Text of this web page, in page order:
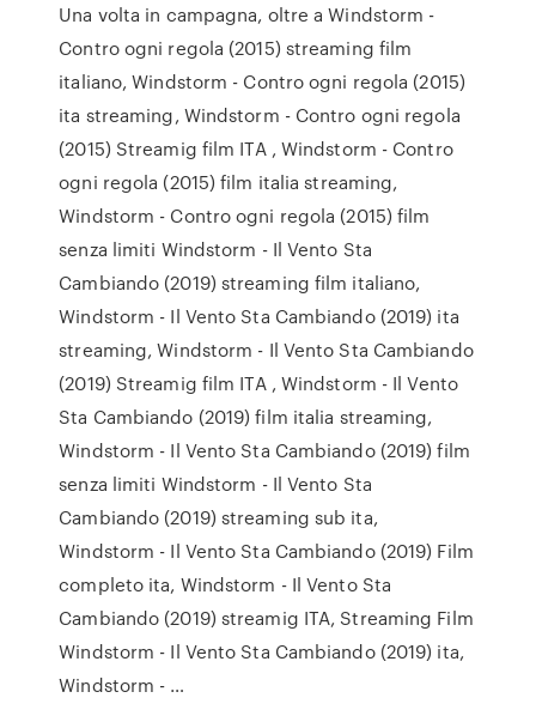
Una volta in campagna, oltre a Windstorm -
Contro ogni regola (2015) streaming film
italiano, Windstorm - Contro ogni regola (2015)
ita streaming, Windstorm - Contro ogni regola
(2015) Streamig film ITA , Windstorm - Contro
ogni regola (2015) film italia streaming,
Windstorm - Contro ogni regola (2015) film
senza limiti Windstorm - Il Vento Sta
Cambiando (2019) streaming film italiano,
Windstorm - Il Vento Sta Cambiando (2019) ita
streaming, Windstorm - Il Vento Sta Cambiando
(2019) Streamig film ITA , Windstorm - Il Vento
Sta Cambiando (2019) film italia streaming,
Windstorm - Il Vento Sta Cambiando (2019) film
senza limiti Windstorm - Il Vento Sta
Cambiando (2019) streaming sub ita,
Windstorm - Il Vento Sta Cambiando (2019) Film
completo ita, Windstorm - Il Vento Sta
Cambiando (2019) streamig ITA, Streaming Film
Windstorm - Il Vento Sta Cambiando (2019) ita,
Windstorm - …